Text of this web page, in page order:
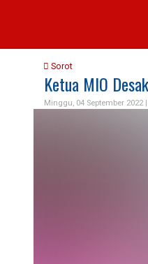
Sorot
Ketua MIO
Minggu, 04 September 2022 |